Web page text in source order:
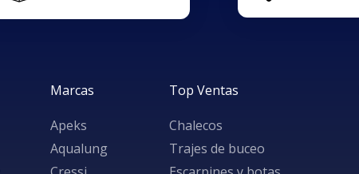
Marcas
Apeks
Aqualung
Top Ventas
Chalecos
Trajes de buceo